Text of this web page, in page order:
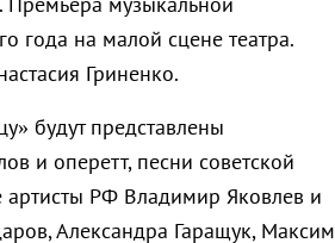
года на малой сцене театра.
Гриненко.
будут представлены
и оперетт, песни советской
артисты РФ Владимир Яковлев и
Александра Гаращук, Максим